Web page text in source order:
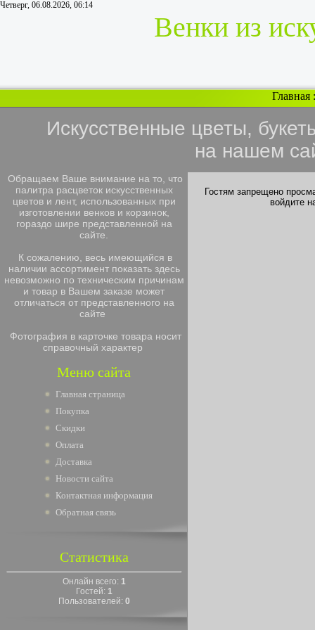
Четверг, 06.08.2026, 06:14
Венки из
Главная
Искусственные цветы,
на нашем
Обращаем Ваше внимание на то, что
палитра расцветок искусственных
цветов и лент, использованных при
изготовлении венков и корзинок,
гораздо шире представленной на
сайте.
К сожалению, весь имеющийся в
наличии ассортимент показать здесь
невозможно по техническим причинам
и товар в Вашем заказе может
отличаться от представленного на
сайте
Фотография в карточке товара носит
справочный характер
Меню сайта
Главная страница
Покупка
Скидки
Оплата
Доставка
Новости сайта
Контактная информация
Обратная связь
Статистика
Онлайн всего: 1
Гостей: 1
Пользователей: 0
Гостям запрещено
войдите